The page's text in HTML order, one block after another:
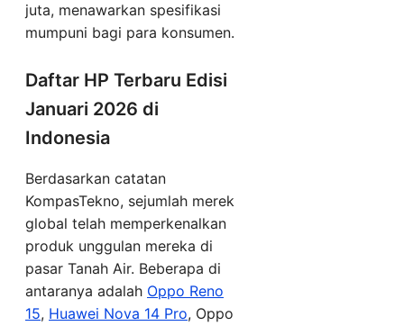
juta, menawarkan spesifikasi
mumpuni bagi para konsumen.
Daftar HP Terbaru Edisi
Januari 2026 di
Indonesia
Berdasarkan catatan
KompasTekno, sejumlah merek
global telah memperkenalkan
produk unggulan mereka di
pasar Tanah Air. Beberapa di
antaranya adalah Oppo Reno
15, Huawei Nova 14 Pro, Oppo